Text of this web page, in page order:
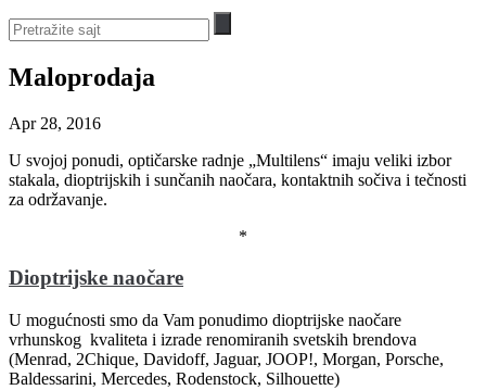
Maloprodaja
Apr 28, 2016
U svojoj ponudi, optičarske radnje „Multilens“ imaju veliki izbor
stakala, dioptrijskih i sunčanih naočara, kontaktnih sočiva i tečnosti
za održavanje.
*
Dioptrijske naočare
U mogućnosti smo da Vam ponudimo dioptrijske naočare
vrhunskog kvaliteta i izrade renomiranih svetskih brendova
(Menrad, 2Chique, Davidoff, Jaguar, JOOP!, Morgan, Porsche,
Baldessarini, Mercedes, Rodenstock, Silhouette)